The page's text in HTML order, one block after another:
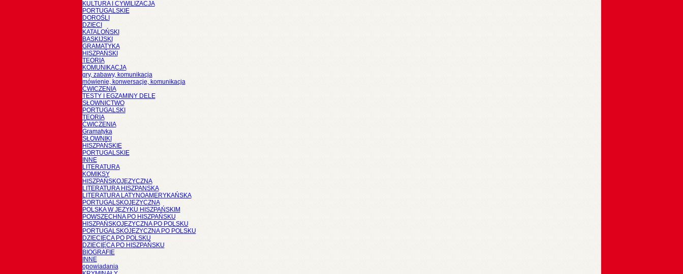
KULTURA I CYWILIZACJA
PORTUGALSKIE
DOROŚLI
DZIECI
KATALOŃSKI
BASKIJSKI
GRAMATYKA
HISZPAŃSKI
TEORIA
KOMUNIKACJA
gry, zabawy, komunikacja
mówienie, konwersacje, komunikacja
ĆWICZENIA
TESTY I EGZAMINY DELE
SŁOWNICTWO
PORTUGALSKI
TEORIA
ĆWICZENIA
Gramatyka
SŁOWNIKI
HISZPAŃSKIE
PORTUGALSKIE
INNE
LITERATURA
KOMIKSY
HISZPAŃSKOJĘZYCZNA
LITERATURA HISZPANSKA
LITERATURA LATYNOAMERYKAŃSKA
PORTUGALSKOJĘZYCZNA
POLSKA W JĘZYKU HISZPAŃSKIM
POWSZECHNA PO HISZPAŃSKU
HISZPAŃSKOJĘZYCZNA PO POLSKU
PORTUGALSKOJĘZYCZNA PO POLSKU
DZIECIĘCA PO POLSKU
DZIECIĘCA PO HISZPAŃSKU
BIOGRAFIE
INNE
opowiadania